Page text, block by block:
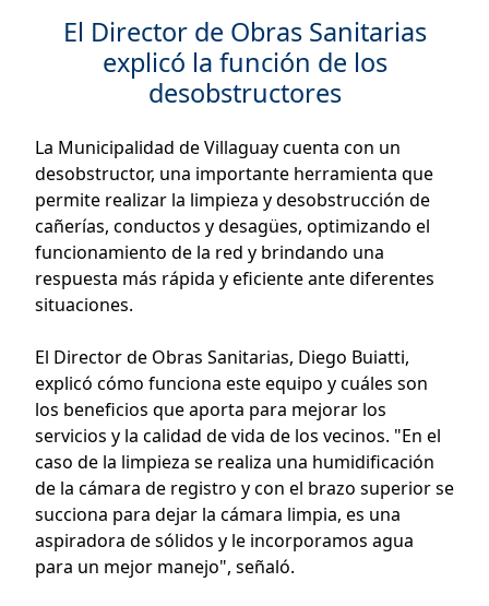
El Director de Obras Sanitarias
explicó la función de los
desobstructores
La Municipalidad de Villaguay cuenta con un
desobstructor, una importante herramienta que
permite realizar la limpieza y desobstrucción de
cañerías, conductos y desagües, optimizando el
funcionamiento de la red y brindando una
respuesta más rápida y eficiente ante diferentes
situaciones.
El Director de Obras Sanitarias, Diego Buiatti,
explicó cómo funciona este equipo y cuáles son
los beneficios que aporta para mejorar los
servicios y la calidad de vida de los vecinos. "En el
caso de la limpieza se realiza una humidificación
de la cámara de registro y con el brazo superior se
succiona para dejar la cámara limpia, es una
aspiradora de sólidos y le incorporamos agua
para un mejor manejo", señaló.